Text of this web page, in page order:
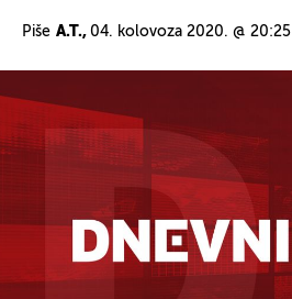
Piše A.T., 04. kolovoza 2020. @ 20:25